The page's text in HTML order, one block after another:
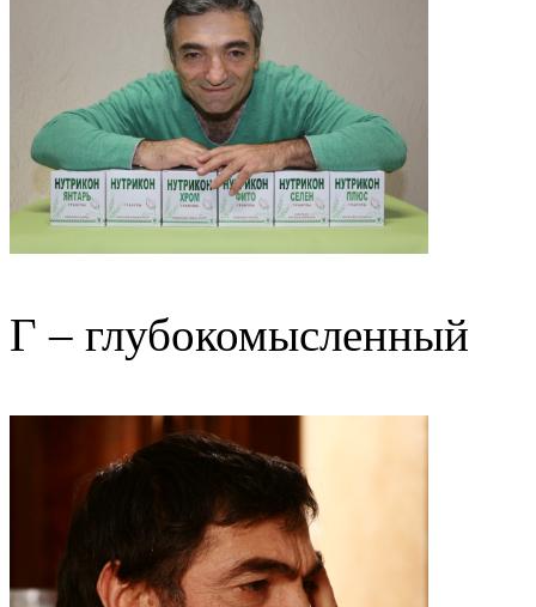
Г – глубокомысленный